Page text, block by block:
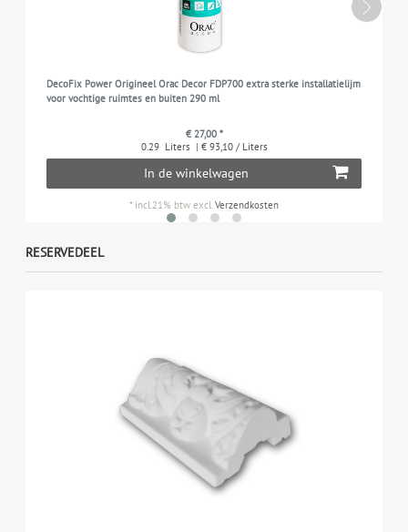
DecoFix Power Origineel Orac Decor FDP700 extra sterke installatielijm
voor vochtige ruimtes en buiten 290 ml
€ 27,00 *
0.29 Liters | € 93,10 / Liters
In de winkelwagen
* incl.21% btw excl. Verzendkosten
RESERVEDEEL